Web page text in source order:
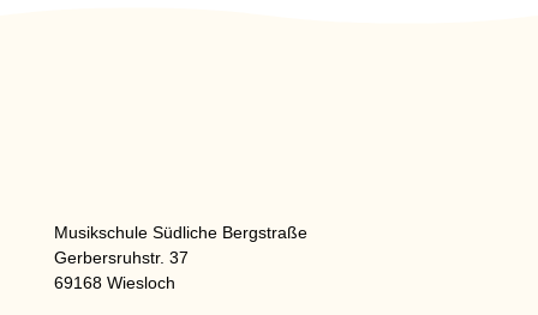
Musikschule Südliche Bergstraße
Gerbersruhstr. 37
69168 Wiesloch